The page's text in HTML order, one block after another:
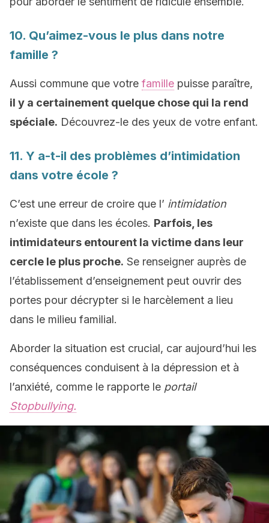
10. Qu’aimez-vous le plus dans notre
famille ?
Aussi commune que votre famille puisse paraître,
il y a certainement quelque chose qui la rend
spéciale. Découvrez-le des yeux de votre enfant.
11. Y a-t-il des problèmes d’intimidation
dans votre école ?
C’est une erreur de croire que l’ intimidation
n’existe que dans les écoles. Parfois, les
intimidateurs entourent la victime dans leur
cercle le plus proche. Se renseigner auprès de
l’établissement d’enseignement peut ouvrir des
portes pour décrypter si le harcèlement a lieu
dans le milieu familial.
Aborder la situation est crucial, car aujourd’hui les
conséquences conduisent à la dépression et à
l’anxiété, comme le rapporte le portail
Stopbullying.